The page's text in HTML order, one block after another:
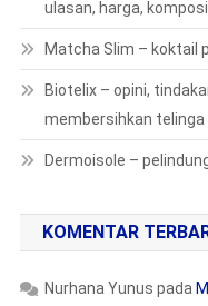
ulasan, harga,
Matcha Slim – koktail
Biotelix – opini,
membersihkan telinga
Dermoisole –
KOMENTAR
Nurhana Yunus pada